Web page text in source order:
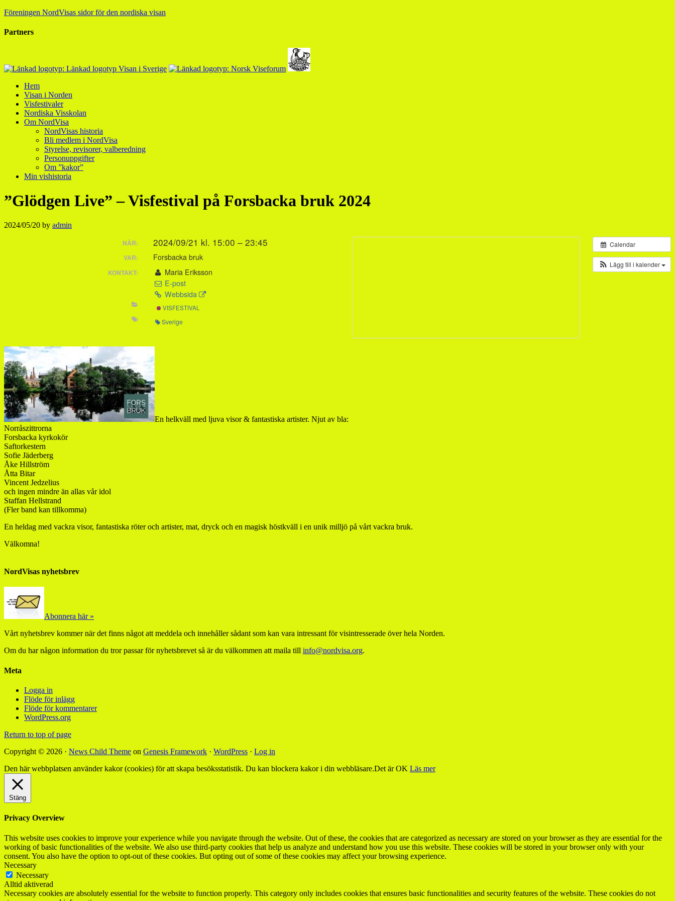
Föreningen NordVisas sidor för den nordiska visan
Partners
Hem
Visan i Norden
Visfestivaler
Nordiska Visskolan
Om NordVisa
NordVisas historia
Bli medlem i NordVisa
Styrelse, revisorer, valberedning
Personuppgifter
Om ”kakor”
Min vishistoria
”Glödgen Live” – Visfestival på Forsbacka bruk 2024
2024/05/20 by admin
Calendar
Lägg till i kalender
NÄR: 2024/09/21 kl. 15:00 – 23:45
VAR: Forsbacka bruk
KONTAKT:
Maria Eriksson
E-post
Webbsida
VISFESTIVAL
Sverige
En helkväll med ljuva visor & fantastiska artister. Njut av bla:
Norråszittrorna
Forsbacka kyrkokör
Saftorkestern
Sofie Jäderberg
Åke Hillström
Åtta Bitar
Vincent Jedzelius
och ingen mindre än allas vår idol
Staffan Hellstrand
(Fler band kan tillkomma)
En heldag med vackra visor, fantastiska röter och artister, mat, dryck och en magisk höstkväll i en unik milljö på vårt vackra bruk.
Välkomna!
NordVisas nyhetsbrev
Abonnera här »
Vårt nyhetsbrev kommer när det finns något att meddela och innehåller sådant som kan vara intressant för visintresserade över hela Norden.
Om du har någon information du tror passar för nyhetsbrevet så är du välkommen att maila till info@nordvisa.org.
Meta
Logga in
Flöde för inlägg
Flöde för kommentarer
WordPress.org
Return to top of page
Copyright © 2026 · News Child Theme on Genesis Framework · WordPress · Log in
Den här webbplatsen använder kakor (cookies) för att skapa besöksstatistik. Du kan blockera kakor i din webbläsare.Det är OK Läs mer
Stäng
Privacy Overview
This website uses cookies to improve your experience while you navigate through the website. Out of these, the cookies that are categorized as necessary are stored on your browser as they are essential for the
working of basic functionalities of the website. We also use third-party cookies that help us analyze and understand how you use this website. These cookies will be stored in your browser only with your
consent. You also have the option to opt-out of these cookies. But opting out of some of these cookies may affect your browsing experience.
Necessary
Necessary
Alltid aktiverad
Necessary cookies are absolutely essential for the website to function properly. This category only includes cookies that ensures basic functionalities and security features of the website. These cookies do not